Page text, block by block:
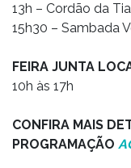
13h – Cordão da
15h30 – Sambada
FEIRA JUNTA
10h às 17h
CONFIRA MAIS
PROGRAMAÇÃO